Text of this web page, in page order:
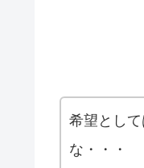
希望とし
な・・・